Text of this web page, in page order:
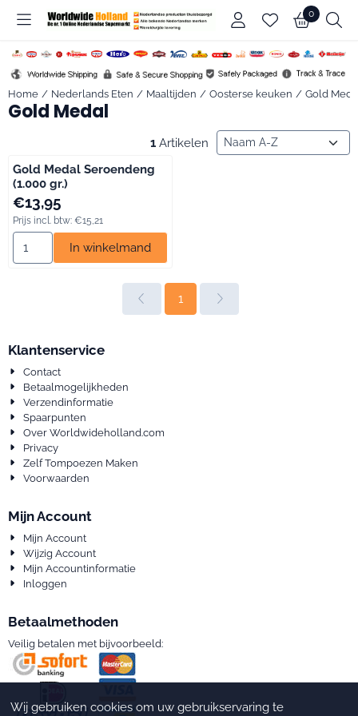
Cookievoorkeuren zijn beschikbaar. Kies instellingen of sta alle
0
Home / Nederlands Eten / Maaltijden / Oosterse keuken / Gold
Gold Medal
1 Artikelen Sorteermethode
Gold Medal Seroendeng
(1.000 gr.)
Prijs: 13,95, inclusief btw: 15,21
€13,95
Prijs incl. btw: €15,21
Aantal kiezen voor Gold Medal Seroendeng (1.000 gr.)
In winkelmand
1
Klantenservice
Contact
Betaalmogelijkheden
Verzendinformatie
Spaarpunten
Over Worldwideholland.com
Privacy
Zelf Tompoezen Maken
Voorwaarden
Mijn Account
Mijn Account
Wijzig Account
Mijn Accountinformatie
Inloggen
Betaalmethoden
Veilig betalen met bijvoorbeeld:
Wij gebruiken cookies om uw gebruikservaring te